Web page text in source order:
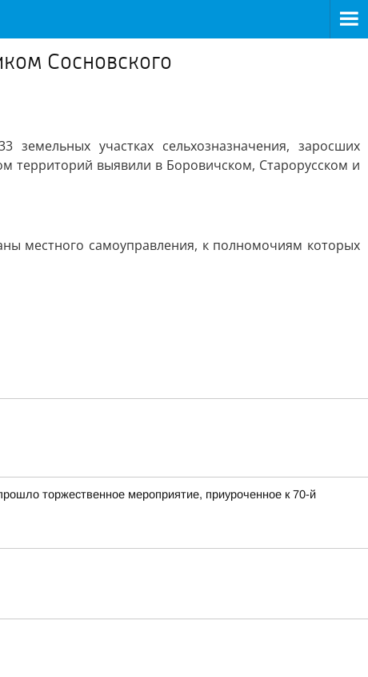
Сосновского
земельных участках сельхозназначения, заросших
территорий выявили в Боровичском, Старорусском и
местного самоуправления, к полномочиям которых
торжественное мероприятие, приуроченное к 70-й